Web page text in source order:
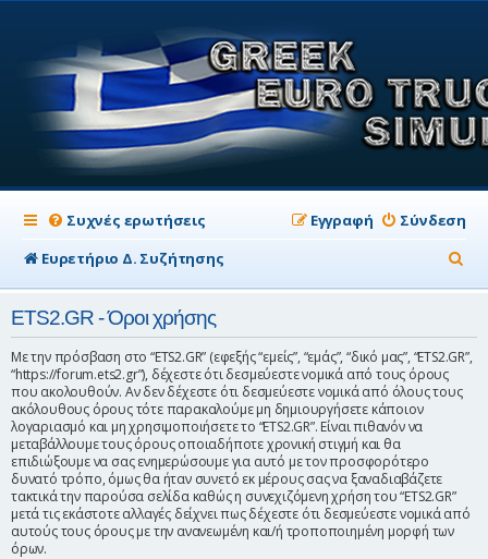
Συχνές ερωτήσεις Σύνδεση
Εγγραφή
Ευρετήριο Δ. Συζήτησης
ν
ζ
η
ETS2.GR - Όροι χρήσης
Με την πρόσβαση στο “ETS2.GR” (εφεξής “εμείς”, “εμάς”, “δικό μας”, “ETS2.GR”,
“https://forum.ets2.gr”), δέχεστε ότι δεσμεύεστε νομικά από τους όρους
που ακολουθούν. Αν δεν δέχεστε ότι δεσμεύεστε νομικά από όλους τους
ακόλουθους όρους τότε παρακαλούμε μη δημιουργήσετε κάποιον
λογαριασμό και μη χρησιμοποιήσετε το “ETS2.GR”. Είναι πιθανόν να
μεταβάλλουμε τους όρους οποιαδήποτε χρονική στιγμή και θα
επιδιώξουμε να σας ενημερώσουμε για αυτό με τον προσφορότερο
δυνατό τρόπο, όμως θα ήταν συνετό εκ μέρους σας να ξαναδιαβάζετε
τακτικά την παρούσα σελίδα καθώς η συνεχιζόμενη χρήση του “ETS2.GR”
μετά τις εκάστοτε αλλαγές δείχνει πως δέχεστε ότι δεσμεύεστε νομικά από
αυτούς τους όρους με την ανανεωμένη και/ή τροποποιημένη μορφή των
όρων.